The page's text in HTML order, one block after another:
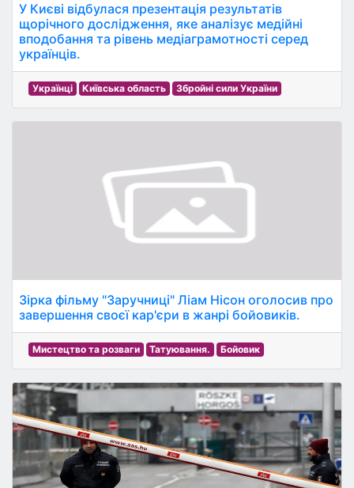
У Києві відбулася презентація результатів
щорічного дослідження, яке аналізує медійні
вподобання та рівень медіаграмотності серед
українців.
Українці Київська область Збройні сили України
Зірка фільму "Заручниці" Ліам Нісон оголосив про
завершення своєї кар'єри в жанрі бойовиків.
Мистецтво та розваги Татуювання. Бойовик